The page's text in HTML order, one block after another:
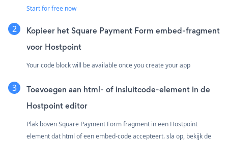
Start for free now
Kopieer het Square Payment Form embed-fragment
voor Hostpoint
Your code block will be available once you create your app
Toevoegen aan html- of insluitcode-element in de
Hostpoint editor
Plak boven Square Payment Form fragment in een Hostpoint
element dat html of een embed-code accepteert. sla op, bekijk de